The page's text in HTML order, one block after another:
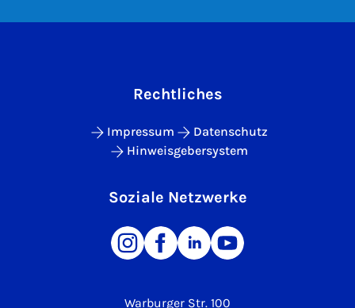
Warburger Str. 100
Rechtliches
Impressum
Datenschutz
Hinweisgebersystem
Soziale Netzwerke